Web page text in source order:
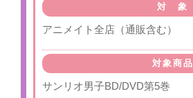
対 象
アニメイト全店（通販含む）
対象商品
サンリオ男子BD/DVD第5巻